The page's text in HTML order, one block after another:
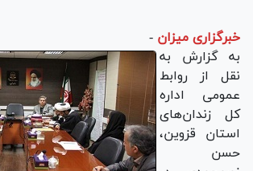
خبرگزاری میزان -
به گزارش به
نقل از روابط
عمومی اداره
كل زندان‌های
استان قزوین،
حسن